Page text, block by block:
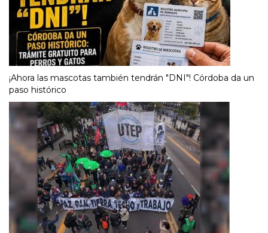
¡Ahora las mascotas también tendrán "DNI"! Córdoba da un
paso histórico